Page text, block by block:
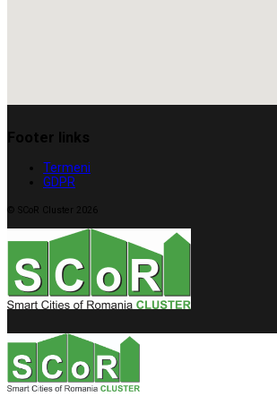
Footer links
Termeni
GDPR
© SCoR Cluster 2026